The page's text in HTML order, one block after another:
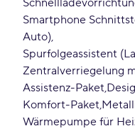
Smartphone
Auto)
Spurfolgeassistent
Zentralverriegelung
Assistenz-Paket
Komfort-Paket
Wärmepumpe für